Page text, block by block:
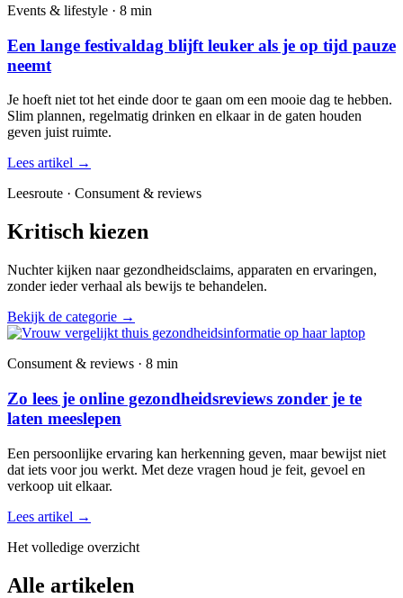
Events & lifestyle · 8 min
Een lange festivaldag blijft leuker als je op tijd pauze
neemt
Je hoeft niet tot het einde door te gaan om een mooie dag te hebben.
Slim plannen, regelmatig drinken en elkaar in de gaten houden
geven juist ruimte.
Lees artikel →
Leesroute · Consument & reviews
Kritisch kiezen
Nuchter kijken naar gezondheidsclaims, apparaten en ervaringen,
zonder ieder verhaal als bewijs te behandelen.
Bekijk de categorie →
Consument & reviews · 8 min
Zo lees je online gezondheidsreviews zonder je te
laten meeslepen
Een persoonlijke ervaring kan herkenning geven, maar bewijst niet
dat iets voor jou werkt. Met deze vragen houd je feit, gevoel en
verkoop uit elkaar.
Lees artikel →
Het volledige overzicht
Alle artikelen